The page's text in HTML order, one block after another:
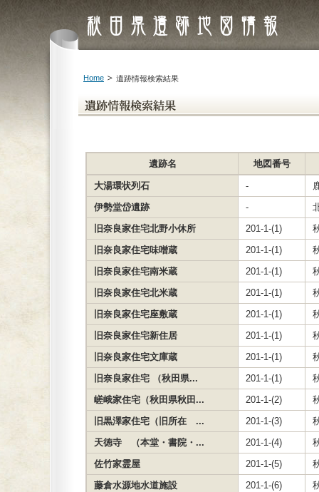
Home 遺跡情報検索結果
遺跡名 地図番号
大湯環状列石 -
伊勢堂岱遺跡
-
旧奈良家住宅北野小休所
201-1-(1)
旧奈良家住宅味噌蔵
201-1-(1)
旧奈良家住宅南米蔵
201-1-(1)
旧奈良家住宅北米蔵
201-1-(1)
旧奈良家住宅座敷蔵
201-1-(1)
旧奈良家住宅新住居
201-1-(1)
旧奈良家住宅文庫蔵
201-1-(1)
旧奈良家住宅 （秋田県...
201-1-(1)
嵯峨家住宅（秋田県秋田...
201-1-(2)
旧黒澤家住宅（旧所在 ...
201-1-(3)
天徳寺 （本堂・書院・...
201-1-(4)
佐竹家霊屋
201-1-(5)
藤倉水源地水道施設
201-1-(6)